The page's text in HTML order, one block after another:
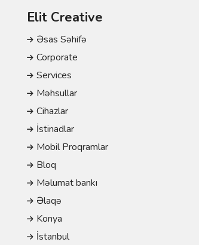
Elit Creative
Əsas Səhifə
Corporate
Services
Məhsullar
Cihazlar
İstinadlar
Mobil Proqramlar
Bloq
Məlumat bankı
Əlaqə
Konya
İstanbul